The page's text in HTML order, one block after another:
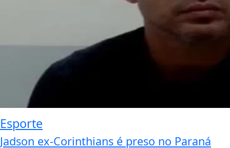
Esporte
Jadson ex-Corinthians é preso no Paraná